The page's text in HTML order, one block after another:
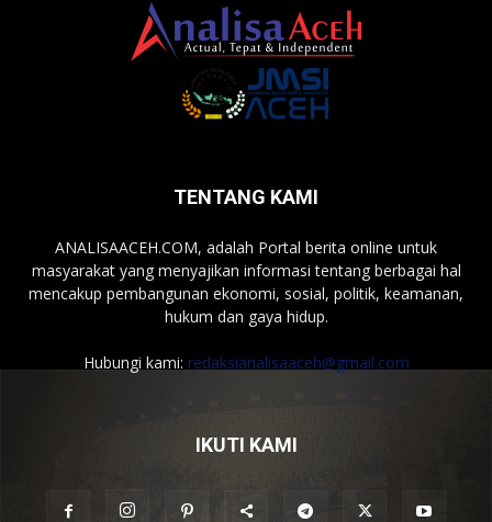
TENTANG KAMI
ANALISAACEH.COM, adalah Portal berita online untuk
masyarakat yang menyajikan informasi tentang berbagai hal
mencakup pembangunan ekonomi, sosial, politik, keamanan,
hukum dan gaya hidup.
Hubungi kami: redaksianalisaaceh@gmail.com
IKUTI KAMI